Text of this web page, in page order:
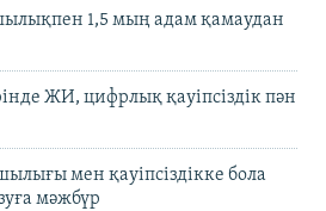
1,5 мың адам қамаудан
ЖИ, цифрлық қауіпсіздік пән
мен қауіпсіздікке бола
мәжбүр